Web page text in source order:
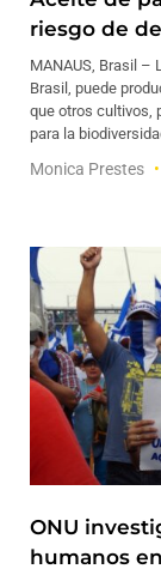
riesgo de
MANAUS, Brasil –
Brasil, puede
que otros cultivos,
para la
Monica Prestes
ONU
humanos